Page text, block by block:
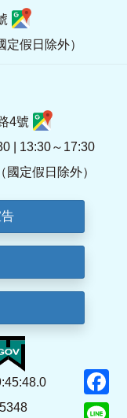
假日除外）
4號
| 13:30～17:30
國定假日除外）